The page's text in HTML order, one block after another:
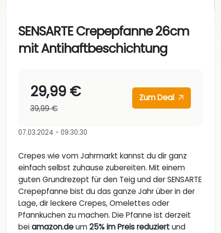
SENSARTE Crepepfanne 26cm
mit Antihaftbeschichtung
29,99 €
39,99 €
Zum Deal
07.03.2024 - 09:30:30
Crepes wie vom Jahrmarkt kannst du dir ganz
einfach selbst zuhause zubereiten. Mit einem
guten Grundrezept für den Teig und der SENSARTE
Crepepfanne bist du das ganze Jahr über in der
Lage, dir leckere Crepes, Omelettes oder
Pfannkuchen zu machen. Die Pfanne ist derzeit
beiamazon.deum25% im Preis reduziertund